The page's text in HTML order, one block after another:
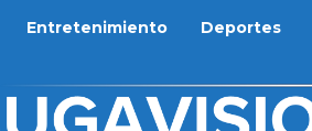
Entretenimiento Deportes